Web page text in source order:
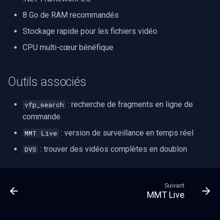
8 Go de RAM recommandés
Stockage rapide pour les fichiers vidéo
CPU multi-cœur bénéfique
Outils associés
vfp_search : recherche de fragments en ligne de
commande
MMT Live : version de surveillance en temps réel
DVS : trouver des vidéos complètes en doublon
Suivant
MMT Live